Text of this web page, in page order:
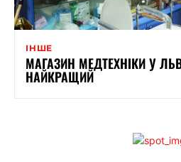
ІНШЕ
МАГАЗИН МЕДТЕХНІКИ У
НАЙКРАЩИЙ